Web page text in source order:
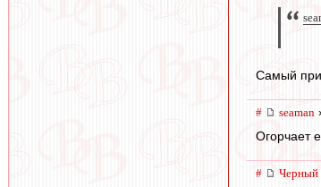
Самый
# seaman
Огорчает
# Черный